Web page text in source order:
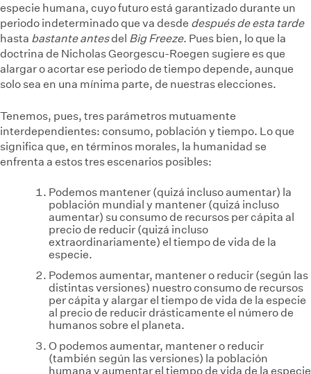
especie humana, cuyo futuro está garantizado durante un
periodo indeterminado que va desde después de esta tarde
hasta bastante antesdel Big Freeze. Pues bien, lo que la
doctrina de Nicholas Georgescu-Roegen sugiere es que
alargar o acortar ese periodo de tiempo depende, aunque
solo sea en una mínima parte, de nuestras elecciones.
Tenemos, pues, tres parámetros mutuamente
interdependientes: consumo, población y tiempo. Lo que
significa que, en términos morales, la humanidad se
enfrenta a estos tres escenarios posibles:
Podemos mantener (quizá incluso aumentar) la
población mundial y mantener (quizá incluso
aumentar) su consumo de recursos per cápita al
precio de reducir (quizá incluso
extraordinariamente) el tiempo de vida de la
especie.
Podemos aumentar, mantener o reducir (según las
distintas versiones) nuestro consumo de recursos
per cápita y alargar el tiempo de vida de la especie
al precio de reducir drásticamente el número de
humanos sobre el planeta.
O podemos aumentar, mantener o reducir
(también según las versiones) la población
humana y aumentar el tiempo de vida de la especie